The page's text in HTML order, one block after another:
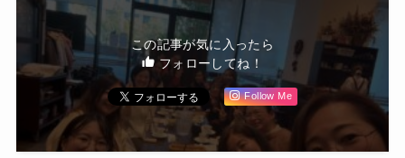
この記事が気に入ったら
フォローしてね！
Follow Me